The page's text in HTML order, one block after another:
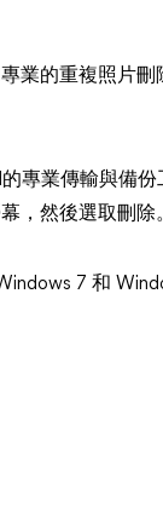
業的重複照片刪
專業傳輸與備份
，然後選取刪除
7 和